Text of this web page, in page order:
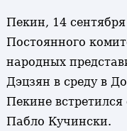
Пекин, 14
Постоянного
народных
Дэцзян в среду в
Пекине
Пабло Кучински.